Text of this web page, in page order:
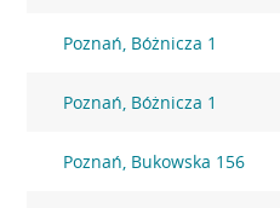
Poznań, Bóżnicza 1
Poznań, Bóżnicza 1
Poznań, Bukowska 156